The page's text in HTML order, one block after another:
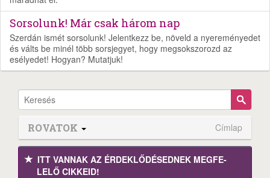
Sorsolunk! Már csak három nap
Szerdán ismét sorsolunk! Jelentkezz be, növeld a nyereményedet
és válts be minél több sorsjegyet, hogy megsokszorozd az
esélyedet! Hogyan? Mutatjuk!
ROVATOK Címlap
ITT VANNAK AZ ÉRDEK­LŐDÉ­SEDNEK MEGFE­
LELŐ CIKKEID!